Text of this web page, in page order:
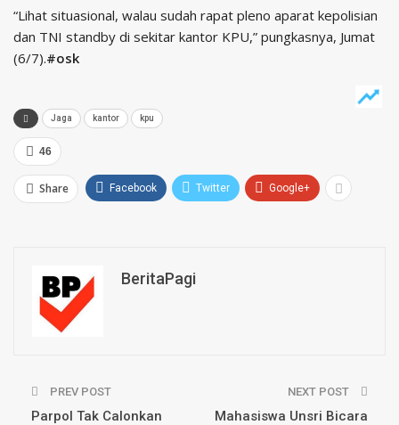
“Lihat situasional, walau sudah rapat pleno aparat kepolisian
dan TNI standby di sekitar kantor KPU,” pungkasnya, Jumat
(6/7).#osk
Jaga kantor kpu
46
Share Facebook Twitter Google+
BeritaPagi
PREV POST
Parpol Tak Calonkan
NEXT POST
Mahasiswa Unsri Bicara